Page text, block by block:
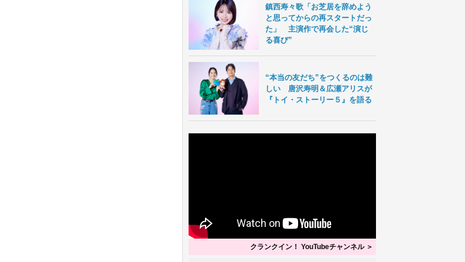
鎮西寿々歌「お芝居を辞めよう
と思ってからの再スタートだっ
た」 主演作で再会した“演じ
る喜び”
“本当の友だち”をつくるのは難
しい 唐沢寿明＆広瀬アリスが
『トイ・ストーリー５』を語る
クランクイン！ YouTubeチャンネル ＞